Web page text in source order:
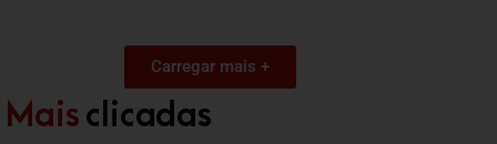
Carregar mais +
Mais clicadas